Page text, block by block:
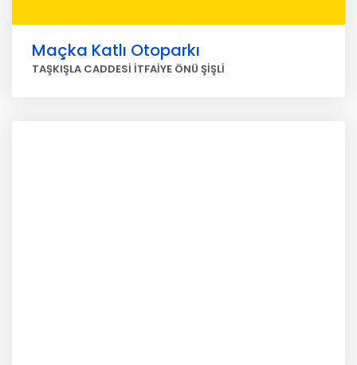
Maçka Katlı Otoparkı
TAŞKIŞLA CADDESİ İTFAİYE ÖNÜ ŞİŞLİ